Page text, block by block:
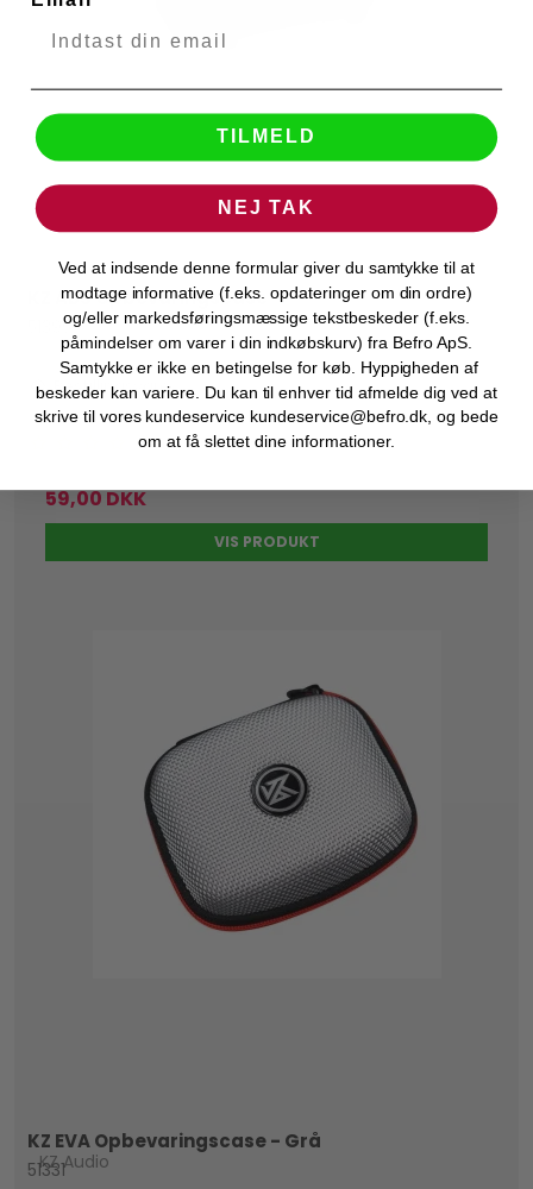
KZ ABS Opbevaringscase
KZ Audio
51395
Bestillingsvare
59,00 DKK
VIS PRODUKT
KZ EVA Opbevaringscase - Grå
KZ Audio
51331
TILMELD
NEJ TAK
Ved at indsende denne formular giver du samtykke til at
modtage informative (f.eks. opdateringer om din ordre)
og/eller markedsføringsmæssige tekstbeskeder (f.eks.
påmindelser om varer i din indkøbskurv) fra Befro ApS.
Samtykke er ikke en betingelse for køb. Hyppigheden af
beskeder kan variere. Du kan til enhver tid afmelde dig ved at
skrive til vores kundeservice kundeservice@befro.dk, og bede
om at få slettet dine informationer.